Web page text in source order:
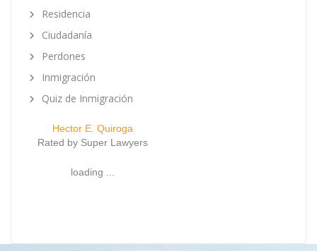
Residencia
Ciudadanía
Perdones
Inmigración
Quiz de Inmigración
Hector E. Quiroga
Rated by Super Lawyers
loading ...